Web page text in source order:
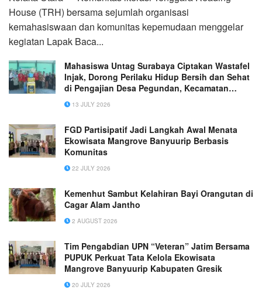
House (TRH) bersama sejumlah organisasi
kemahasiswaan dan komunitas kepemudaan menggelar
kegiatan Lapak Baca...
Mahasiswa Untag Surabaya Ciptakan Wastafel
Injak, Dorong Perilaku Hidup Bersih dan Sehat
di Pengajian Desa Pegundan, Kecamatan
Bungah Kabupaten Gresik
13 JULY 2026
FGD Partisipatif Jadi Langkah Awal Menata
Ekowisata Mangrove Banyuurip Berbasis
Komunitas
22 JULY 2026
Kemenhut Sambut Kelahiran Bayi Orangutan di
Cagar Alam Jantho
2 AUGUST 2026
Tim Pengabdian UPN “Veteran” Jatim Bersama
PUPUK Perkuat Tata Kelola Ekowisata
Mangrove Banyuurip Kabupaten Gresik
20 JULY 2026